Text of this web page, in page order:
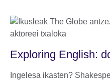
Exploring English:
Ingelesa ikasten?